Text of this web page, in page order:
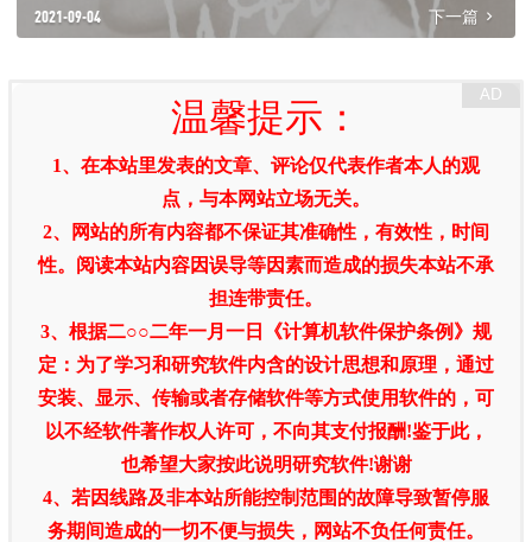
2021-09-04 下一篇
温馨提示：
1、在本站里发表的文章、评论仅代表作者本人的观
点，与本网站立场无关。
2、网站的所有内容都不保证其准确性，有效性，时间
性。阅读本站内容因误导等因素而造成的损失本站不承
担连带责任。
3、根据二○○二年一月一日《计算机软件保护条例》规
定：为了学习和研究软件内含的设计思想和原理，通过
安装、显示、传输或者存储软件等方式使用软件的，可
以不经软件著作权人许可，不向其支付报酬!鉴于此，
也希望大家按此说明研究软件!谢谢
4、若因线路及非本站所能控制范围的故障导致暂停服
务期间造成的一切不便与损失，网站不负任何责任。